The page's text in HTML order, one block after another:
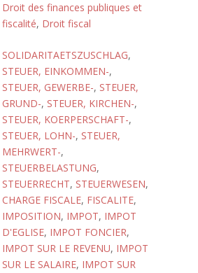
Droit des finances publiques et
fiscalité, Droit fiscal
SOLIDARITAETSZUSCHLAG,
STEUER, EINKOMMEN-,
STEUER, GEWERBE-, STEUER,
GRUND-, STEUER, KIRCHEN-,
STEUER, KOERPERSCHAFT-,
STEUER, LOHN-, STEUER,
MEHRWERT-,
STEUERBELASTUNG,
STEUERRECHT, STEUERWESEN,
CHARGE FISCALE, FISCALITE,
IMPOSITION, IMPOT, IMPOT
D'EGLISE, IMPOT FONCIER,
IMPOT SUR LE REVENU, IMPOT
SUR LE SALAIRE, IMPOT SUR